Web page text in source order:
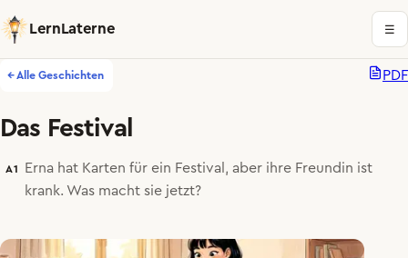
LernLaterne ☰
← Alle Geschichten PDF
Das Festival
A1
Erna hat Karten für ein Festival, aber ihre Freundin ist
krank. Was macht sie jetzt?